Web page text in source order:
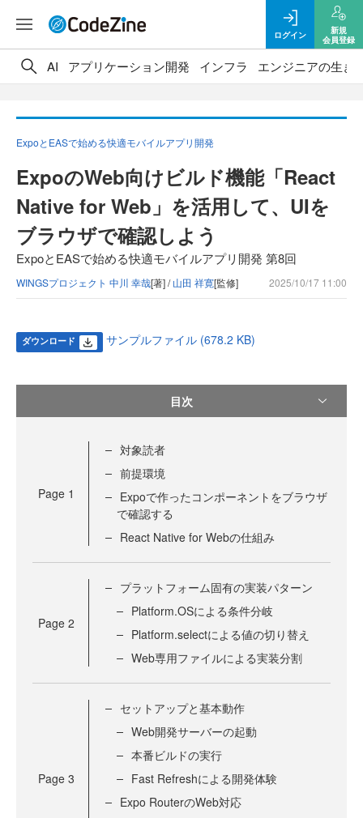
ログイン
新規
会員登録
AI アプリケーション開発 インフラ エンジニアの生き
ExpoとEASで始める快適モバイルアプリ開発
ExpoのWeb向けビルド機能「React
Native for Web」を活用して、UIを
ブラウザで確認しよう
ExpoとEASで始める快適モバイルアプリ開発 第8回
WINGSプロジェクト 中川 幸哉[著] /山田 祥寛[監修] 2025/10/17 11:00
ダウンロード サンプルファイル (678.2 KB)
目次
Page 1
対象読者
前提環境
Expoで作ったコンポーネントをブラウザ
で確認する
React Native for Webの仕組み
Page 2
プラットフォーム固有の実装パターン
Platform.OSによる条件分岐
Platform.selectによる値の切り替え
Web専用ファイルによる実装分割
Page 3
セットアップと基本動作
Web開発サーバーの起動
本番ビルドの実行
Fast Refreshによる開発体験
Expo RouterのWeb対応